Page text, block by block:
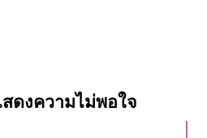
ดงความไม่พอใจ